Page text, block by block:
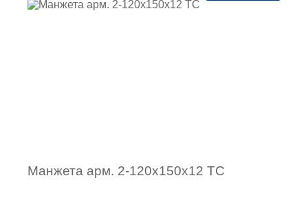
Манжета арм. 2-120х150х12 ТС